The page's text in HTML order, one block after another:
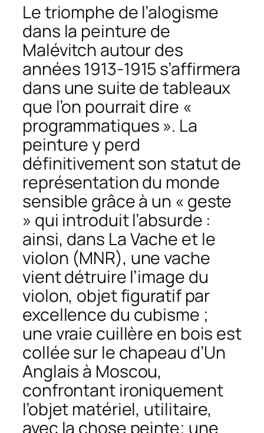
Le triomphe de l’alogisme
dans la peinture de
Malévitch autour des
années 1913-1915 s’affirmera
dans une suite de tableaux
que l’on pourrait dire «
programmatiques ». La
peinture y perd
définitivement son statut de
représentation du monde
sensible grâce à un « geste
» qui introduit l’absurde :
ainsi, dans La Vache et le
violon (MNR), une vache
vient détruire l’image du
violon, objet figuratif par
excellence du cubisme ;
une vraie cuillère en bois est
collée sur le chapeau d’Un
Anglais à Moscou,
confrontant ironiquement
l’objet matériel, utilitaire,
avec la chose peinte; une